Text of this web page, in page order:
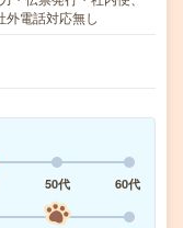
外電話対応無し
50代
60代